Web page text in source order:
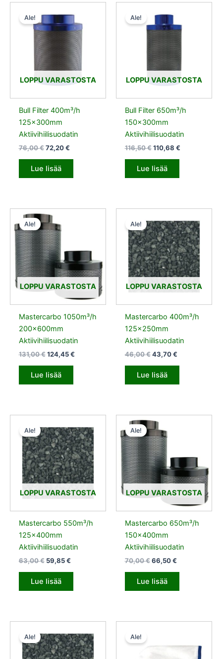
LOPPU VARASTOSTA
Ale!
Bull Filter 400m³/h
125x300mm
Aktiivihiilisuodatin
76,00€
hinta
oli:
76,00 €.
72,20€
hinta
on:
72,20 €.
Lue lisää
LOPPU VARASTOSTA
Ale!
Bull Filter 650m³/h
150x300mm
Aktiivihiilisuodatin
116,50€
hinta
oli:
116,50 €.
110,68 €
110,68 €.
Lue lisää
LOPPU VARASTOSTA
Ale!
Mastercarbo 1050m³/h
200x600mm
Aktiivihiilisuodatin
131,00€
Alkuperäinen
hinta
oli:
131,00 €.
124,45€
Lue lisää
LOPPU VARASTOSTA
Ale!
Mastercarbo 400m³/h
125x250mm
Aktiivihiilisuodatin
46,00€
hinta
oli:
46,00 €.
43,70€
hinta
on:
43,70 €.
Lue lisää
LOPPU VARASTOSTA
Ale!
Mastercarbo 550m³/h
125x400mm
Aktiivihiilisuodatin
63,00€
hinta
oli:
63,00 €.
59,85€
hinta
on:
59,85 €.
Lue lisää
LOPPU VARASTOSTA
Ale!
Mastercarbo 650m³/h
150x400mm
Aktiivihiilisuodatin
70,00€
Alkuperäinen
hinta
oli:
70,00 €.
66,50€
Lue lisää
Ale!
hinta
oli:
120,50 €.
hinta
on:
114,48 €.
Ale!
oli:
7,69 €.